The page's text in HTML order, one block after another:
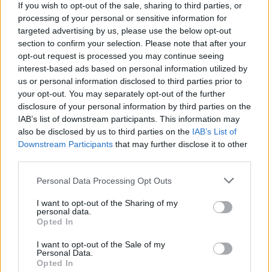
If you wish to opt-out of the sale, sharing to third parties, or
processing of your personal or sensitive information for
targeted advertising by us, please use the below opt-out
section to confirm your selection. Please note that after your
opt-out request is processed you may continue seeing
interest-based ads based on personal information utilized by
us or personal information disclosed to third parties prior to
your opt-out. You may separately opt-out of the further
disclosure of your personal information by third parties on the
IAB’s list of downstream participants. This information may
also be disclosed by us to third parties on the IAB’s List of
Downstream Participants that may further disclose it to other
Personal Data Processing Opt Outs
I want to opt-out of the Sharing of my
personal data.
Opted In
I want to opt-out of the Sale of my
Personal Data.
Opted In
Akibrokštas pensininkams: studentai išgyvena už 30
eurų!
Žinios | Nulis
Studentų sveikata: „pachmielo“ bijo labiau nei gripo
Žinios | Nulis
Sumuštas humoro laidos vedėjas: „Bijau išeiti į gatvę“
Žinios | Nulis